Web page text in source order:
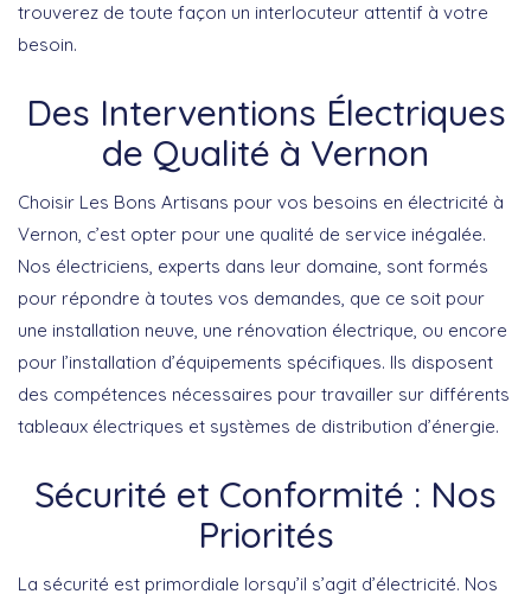
trouverez de toute façon un interlocuteur attentif à votre
besoin.
Des Interventions Électriques
de Qualité à Vernon
Choisir Les Bons Artisans pour vos besoins en électricité à
Vernon, c’est opter pour une qualité de service inégalée.
Nos électriciens, experts dans leur domaine, sont formés
pour répondre à toutes vos demandes, que ce soit pour
une installation neuve, une rénovation électrique, ou encore
pour l’installation d’équipements spécifiques. Ils disposent
des compétences nécessaires pour travailler sur différents
tableaux électriques et systèmes de distribution d’énergie.
Sécurité et Conformité : Nos
Priorités
La sécurité est primordiale lorsqu’il s’agit d’électricité. Nos